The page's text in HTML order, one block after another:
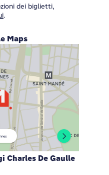
dei biglietti,
.
Maps
Charles De Gaulle